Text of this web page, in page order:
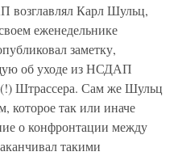
возглавлял Карл Шульц,
еженедельнике
заметку,
об уходе из НСДАП
(!) Штрассера. Сам же Шульц
которое так или иначе
о конфронтации между
такими